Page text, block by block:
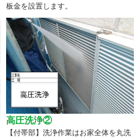
板金を設置します。
高圧洗浄②
【付帯部】洗浄作業はお家全体を丸洗